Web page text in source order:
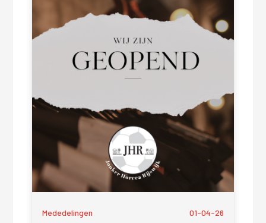
Mededelingen 01-04-26